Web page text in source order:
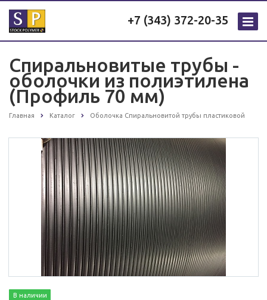
+7 (343) 372-20-35
Спиральновитые трубы -
оболочки из полиэтилена
(Профиль 70 мм)
Главная Каталог Оболочка Спиральновитой трубы пластиковой
В наличии